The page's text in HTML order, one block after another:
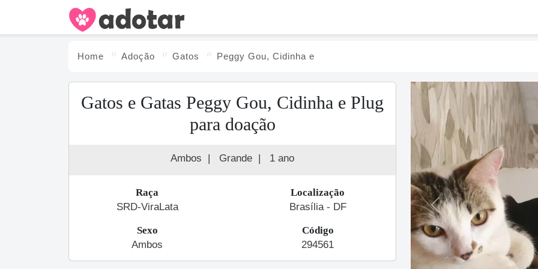
Home Adoção Gatos Peggy Gou, Cidinha e
Gatos e Gatas Peggy Gou, Cidinha e Plug
para doação
Ambos | Grande | 1 ano
Raça
SRD-ViraLata
Localização
Brasília - DF
Sexo
Ambos
Código
294561
Previous